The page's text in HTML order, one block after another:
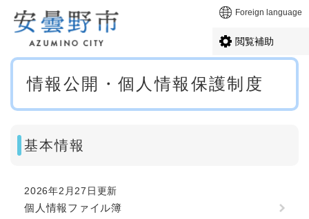
メニューを飛ばして本文へ Foreign language
閲覧補助
本
情報公開・個人情報保護制度
基本情報
2026年2月27日更新
個人情報ファイル簿